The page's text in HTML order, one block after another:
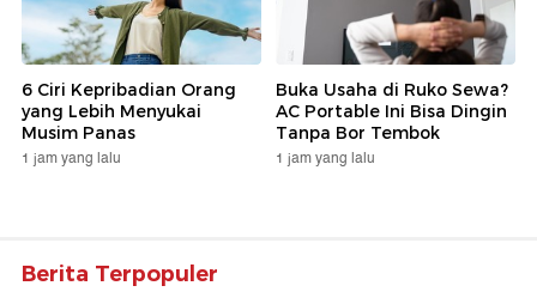
6 Ciri Kepribadian Orang
yang Lebih Menyukai
Musim Panas
1 jam yang lalu
Buka Usaha di Ruko Sewa?
AC Portable Ini Bisa Dingin
Tanpa Bor Tembok
1 jam yang lalu
Berita Terpopuler